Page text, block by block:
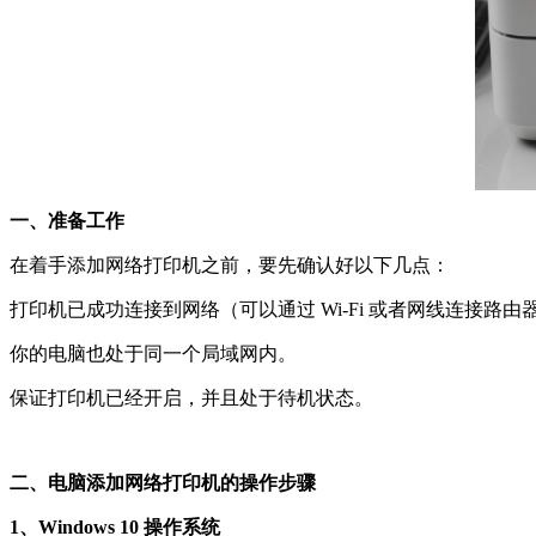
一、准备工作​
在着手添加网络打印机之前，要先确认好以下几点：​
打印机已成功连接到网络（可以通过 Wi-Fi 或者网线连接路由
你的电脑也处于同一个局域网内。​
保证打印机已经开启，并且处于待机状态。​
二、电脑添加网络打印机的操作步骤​
1、Windows 10 操作系统​